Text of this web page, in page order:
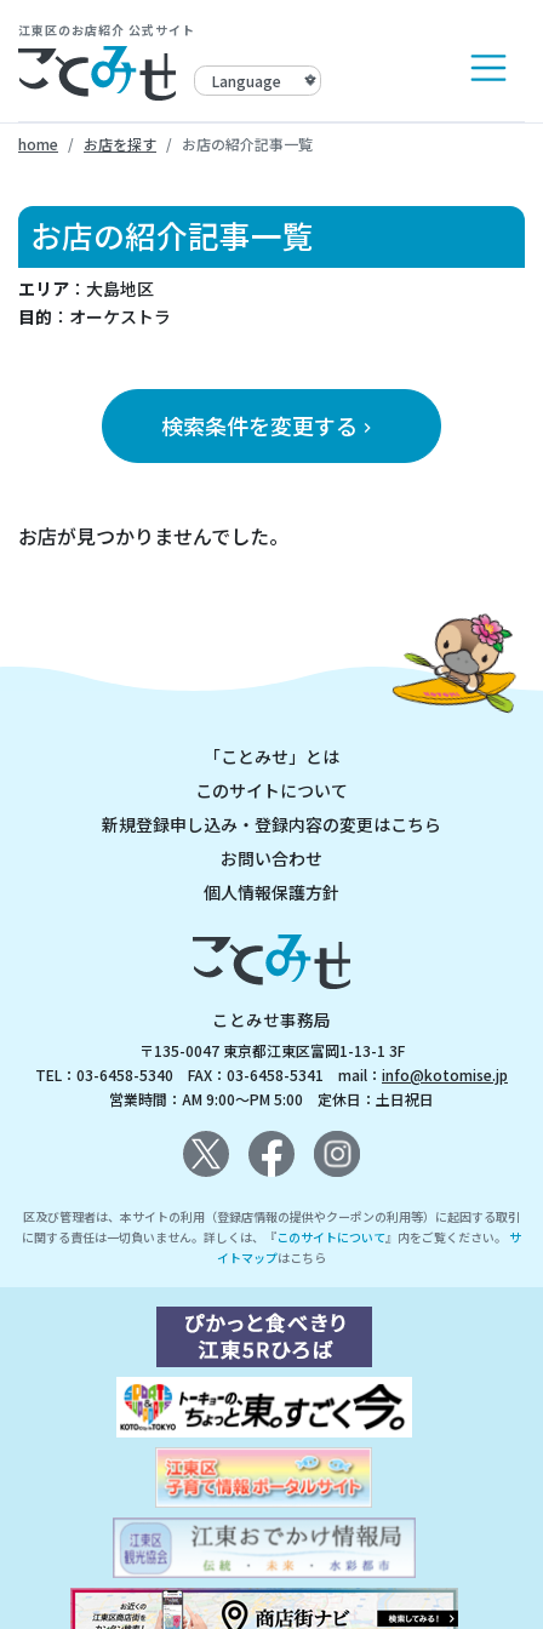
江東区のお店紹介 公式サイト
home お店を探す お店の紹介記事一覧
お店の紹介記事一覧
エリア ：大島地区
目的 ：オーケストラ
検索条件を変更する keyboard_arrow_right
お店が見つかりませんでした。
「ことみせ」とは
このサイトについて
新規登録申し込み・登録内容の変更はこちら
お問い合わせ
個人情報保護方針
ことみせ事務局
〒135-0047 東京都江東区富岡1-13-1 3F
TEL：03-6458-5340 FAX：03-6458-5341 mail： info@kotomise.jp
営業時間：AM 9:00～PM 5:00 定休日：土日祝日
区及び管理者は、本サイトの利用（登録店情報の提供やクーポンの利用等）に起因する取引
に関する責任は一切負いません。詳しくは、『このサイトについて』内をご覧ください。 サ
イトマップはこちら